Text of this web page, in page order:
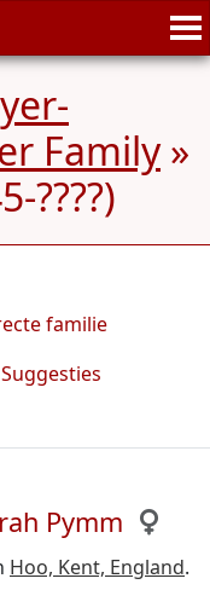
Family»
????)
familie
Suggesties
Pymm
Hoo, Kent, England.